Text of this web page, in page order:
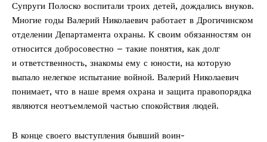
Супруги Полоско воспитали троих детей, дождались внуков.
Многие годы Валерий Николаевич работает в Дрогичинском
отделении Департамента охраны. К своим обязанностям он
относится добросовестно – такие понятия, как долг
и ответственность, знакомы ему с юности, на которую
выпало нелегкое испытание вой­ной. Валерий Николаевич
понимает, что в наше время охрана и защита правопорядка
являются неотъемлемой частью спокойствия людей.
В конце своего выступления бывший воин-